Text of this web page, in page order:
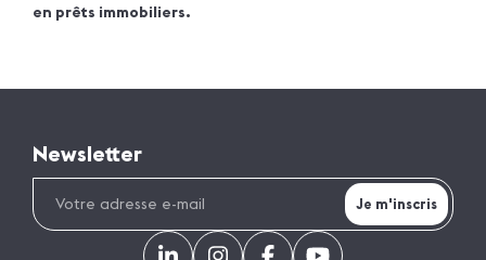
en prêts immobiliers.
Newsletter